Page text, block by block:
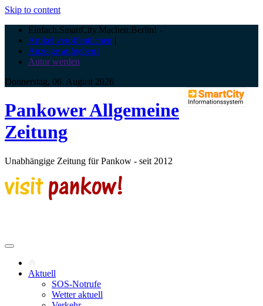
Skip to content
Einfach.SmartCity.Machen:Berlin! -
Artikel veröffentlichen |
Anzeige aufgeben |
Autor werden
Donnerstag, 06. August 2026
Pankower Allgemeine
Zeitung
Unabhängige Zeitung für Pankow - seit 2012
Aktuell
SOS-Notrufe
Wetter aktuell